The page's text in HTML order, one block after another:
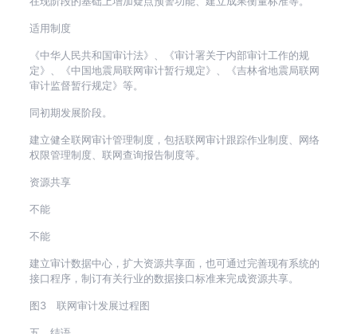
适用制度
《中华人民共和国审计法》、《审计署关于内部审计工作的规
定》、《中国地震局联网审计暂行规定》、《吉林省地震局联网
审计监督暂行规定》等。
同初期发展阶段。
建立健全联网审计管理制度，包括联网审计跟踪作业制度、网络
权限管理制度、联网查询报告制度等。
资源共享
不能
不能
建立审计数据中心，扩大资源共享面，也可通过完善现有系统的
接口程序，制订有关行业的数据接口标准来完成资源共享。
图3 联网审计发展过程图